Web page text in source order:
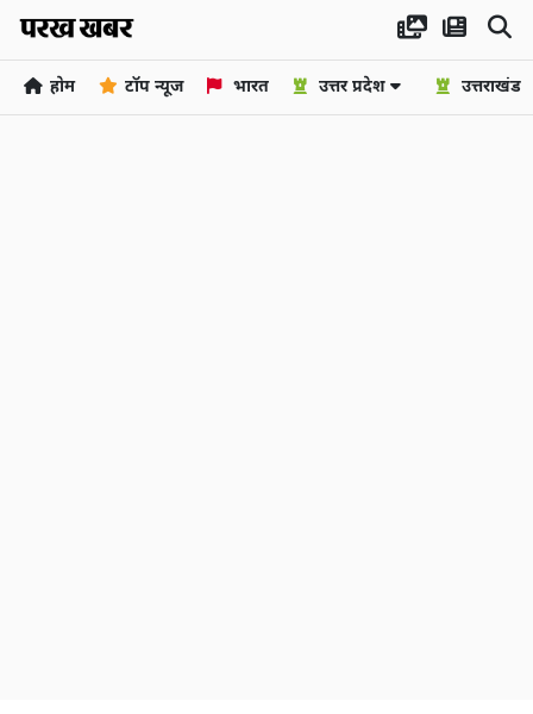
होम टॉप न्यूज भारत उत्तर प्रदेश उत्तराखंड